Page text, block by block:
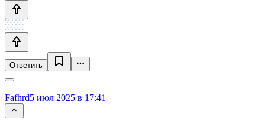
Ответить
Fafhrd5 июл 2025 в 17:41